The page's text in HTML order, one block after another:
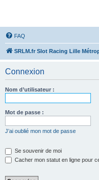
FAQ
SRLM.fr Slot Racing Lille
Connexion
Nom d’utilisateur :
Mot de passe :
J’ai oublié mon mot de passe
Se souvenir de moi
Cacher mon statut en ligne pour